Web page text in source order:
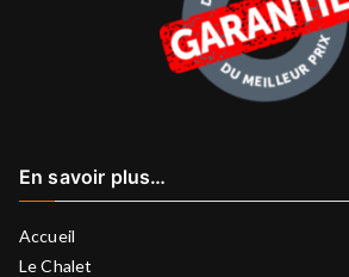
En savoir plus…
Accueil
Le Chalet